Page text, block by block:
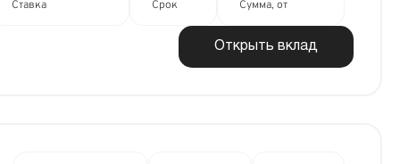
Ставка Срок Сумма, от
Открыть вклад